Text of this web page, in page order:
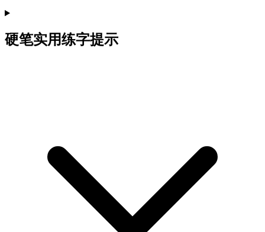
硬笔实用练字提示